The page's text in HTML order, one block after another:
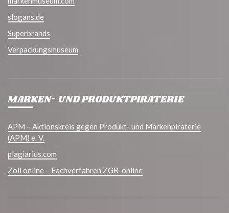
slogans.de
Superbrands
Verpackungsmuseum
MARKEN- UND PRODUKTPIRATERIE
APM – Aktionskreis gegen Produkt- und Markenpiraterie
(APM) e. V.
plagiarius.com
Zoll online – Fachverfahren ZGR-online